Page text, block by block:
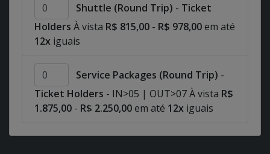
Shuttle (Round Trip) - Ticket
Holders À vista R$ 815,00 - R$ 978,00em até
12x iguais
Service Packages (Round Trip) -
Ticket Holders - IN>05 | OUT>07 À vista R$
1.875,00 - R$ 2.250,00em até 12x iguais